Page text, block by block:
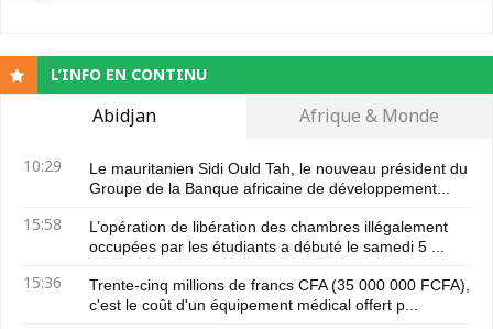
L’INFO EN CONTINU
Abidjan Afrique & Monde
10:29
Le mauritanien Sidi Ould Tah, le nouveau président du
Groupe de la Banque africaine de développement...
15:58
L’opération de libération des chambres illégalement
occupées par les étudiants a débuté le samedi 5 ...
15:36
Trente-cinq millions de francs CFA (35 000 000 FCFA),
c'est le coût d'un équipement médical offert p...